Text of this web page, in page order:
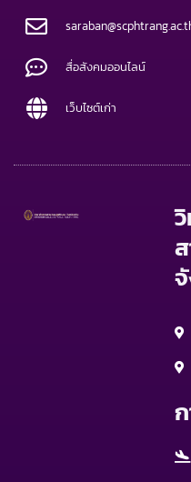
สื่อสังคมออนไลน์
เว็บไซต์เก่า